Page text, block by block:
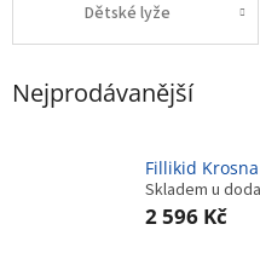
Dětské lyže
Nejprodávanější
Fillikid
Skladem u
2 596 Kč